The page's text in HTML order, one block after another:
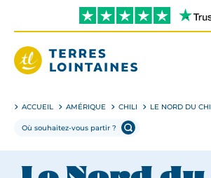
directement
contenu
ACCUEIL AMÉRIQUE CHILI LE NORD DU